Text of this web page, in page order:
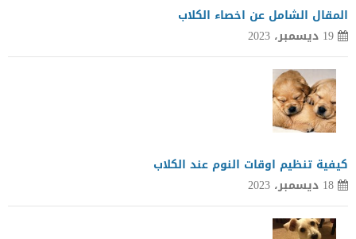
المقال الشامل عن اخصاء الكلاب
19 ديسمبر، 2023
كيفية تنظيم اوقات النوم عند الكلاب
18 ديسمبر، 2023